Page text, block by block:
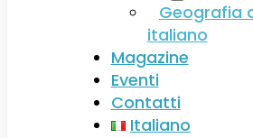
Geografia
italiano
Magazine
Eventi
Contatti
Italiano